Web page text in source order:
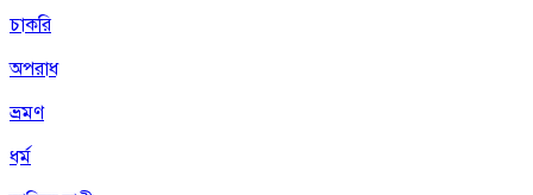
চাকরি
অপরাধ
ভ্রমণ
ধর্ম